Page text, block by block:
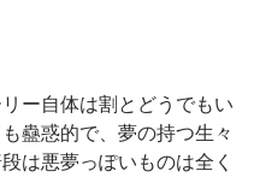
ー自体は割とどうでもい
蠱惑的で、夢の持つ生々
は悪夢っぽいものは全く